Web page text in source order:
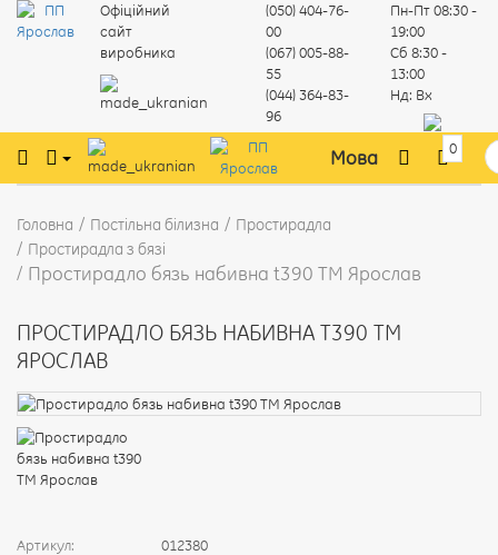
Офіційний
сайт
виробника
(050) 404-76-
00
(067) 005-88-
55
(044) 364-83-
96
Пн-Пт08:30 -
19:00
Сб 8:30 -
13:00
Нд: Вх
Мова 0
Головна Постільна білизна
Простирадла
Простирадла з бязі
Простирадло бязь набивна t390 ТМ Ярослав
ПРОСТИРАДЛО БЯЗЬ НАБИВНА T390 ТМ
ЯРОСЛАВ
Артикул:
012380